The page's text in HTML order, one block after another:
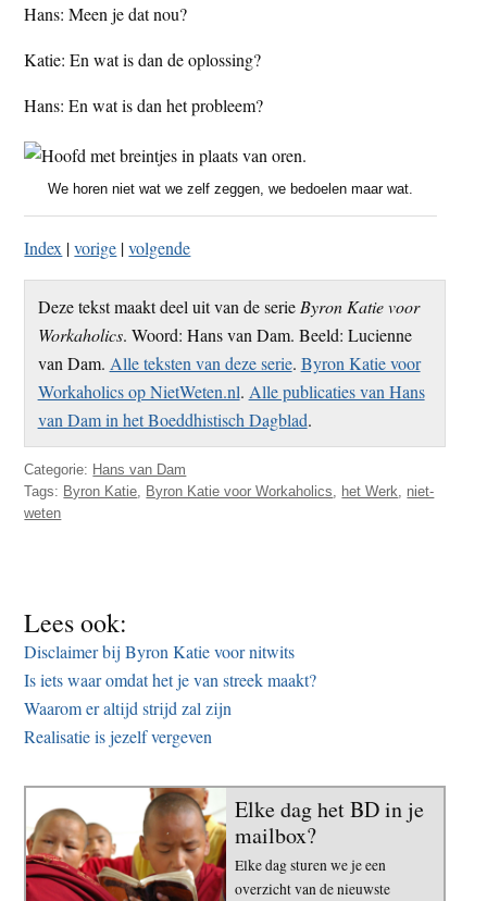
Hans: Meen je dat nou?
Katie: En wat is dan de oplossing?
Hans: En wat is dan het probleem?
We horen niet wat we zelf zeggen, we bedoelen maar wat.
Index |vorige |volgende
Deze tekst maakt deel uit van de serie Byron Katie voor
Workaholics. Woord: Hans van Dam. Beeld: Lucienne
van Dam. Alle teksten van deze serie. Byron Katie voor
Workaholics op NietWeten.nl. Alle publicaties van Hans
van Dam in het Boeddhistisch Dagblad.
Categorie: Hans van Dam
Tags: Byron Katie, Byron Katie voor Workaholics, het Werk, niet-
weten
Lees ook:
Disclaimer bij Byron Katie voor nitwits
Is iets waar omdat het je van streek maakt?
Waarom er altijd strijd zal zijn
Realisatie is jezelf vergeven
Elke dag het BD in je
mailbox?
Elke dag sturen we je een
overzicht van de nieuwste